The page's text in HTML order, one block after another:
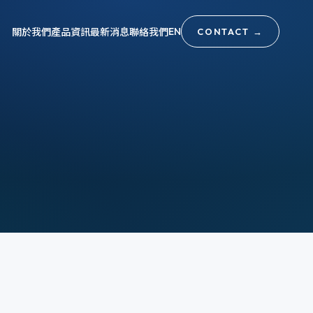
關於我們產品資訊最新消息聯絡我們EN CONTACT →